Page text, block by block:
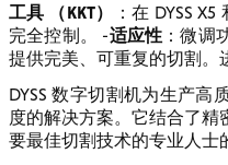
工具 （KKT）
：在 DYSS
完全控制。 -适应性 ：微调
提供完美、可重复的切割。
DYSS 数字切割机为生产高
度的解决方案。它结合了精
要最佳切割技术的专业人士